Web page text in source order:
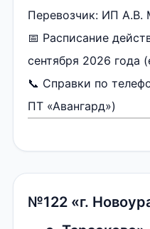
Перевозчик: ИП А.В.
📅 Расписание
сентября 2026 года
📞 Справки по
ПТ «Авангард»)
№122 «г.